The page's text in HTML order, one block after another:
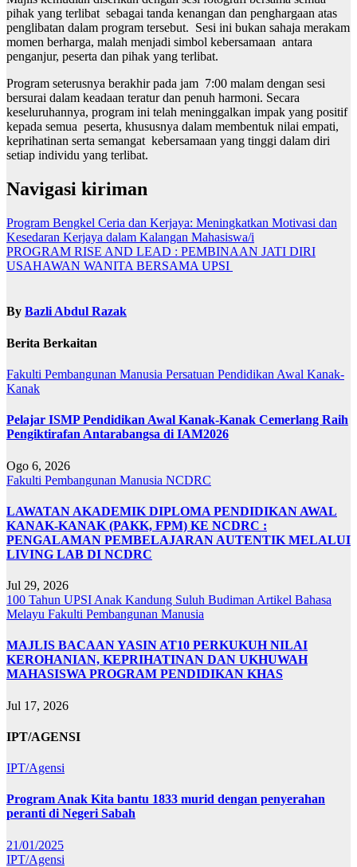
pihak yang terlibat sebagai tanda kenangan dan penghargaan atas
penglibatan dalam program tersebut. Sesi ini bukan sahaja merakam
momen berharga, malah menjadi simbol kebersamaan antara
penganjur, peserta dan pihak yang terlibat.
Program seterusnya berakhir pada jam 7:00 malam dengan sesi
bersurai dalam keadaan teratur dan penuh harmoni. Secara
keseluruhannya, program ini telah meninggalkan impak yang positif
kepada semua peserta, khususnya dalam membentuk nilai empati,
keprihatinan serta semangat kebersamaan yang tinggi dalam diri
setiap individu yang terlibat.
Navigasi kiriman
Program Bengkel Ceria dan Kerjaya: Meningkatkan Motivasi dan
Kesedaran Kerjaya dalam Kalangan Mahasiswa/i
PROGRAM RISE AND LEAD : PEMBINAAN JATI DIRI
USAHAWAN WANITA BERSAMA UPSI
By Bazli Abdul Razak
Berita Berkaitan
Fakulti Pembangunan Manusia Persatuan Pendidikan Awal Kanak-
Kanak
Pelajar ISMP Pendidikan Awal Kanak-Kanak Cemerlang Raih
Pengiktirafan Antarabangsa di IAM2026
Ogo 6, 2026
Fakulti Pembangunan Manusia NCDRC
LAWATAN AKADEMIK DIPLOMA PENDIDIKAN AWAL
KANAK-KANAK (PAKK, FPM) KE NCDRC :
PENGALAMAN PEMBELAJARAN AUTENTIK MELALUI
LIVING LAB DI NCDRC
Jul 29, 2026
100 Tahun UPSI Anak Kandung Suluh Budiman Artikel Bahasa
Melayu Fakulti Pembangunan Manusia
MAJLIS BACAAN YASIN AT10 PERKUKUH NILAI
KEROHANIAN, KEPRIHATINAN DAN UKHUWAH
MAHASISWA PROGRAM PENDIDIKAN KHAS
Jul 17, 2026
IPT/AGENSI
IPT/Agensi
Program Anak Kita bantu 1833 murid dengan penyerahan
peranti di Negeri Sabah
21/01/2025
IPT/Agensi